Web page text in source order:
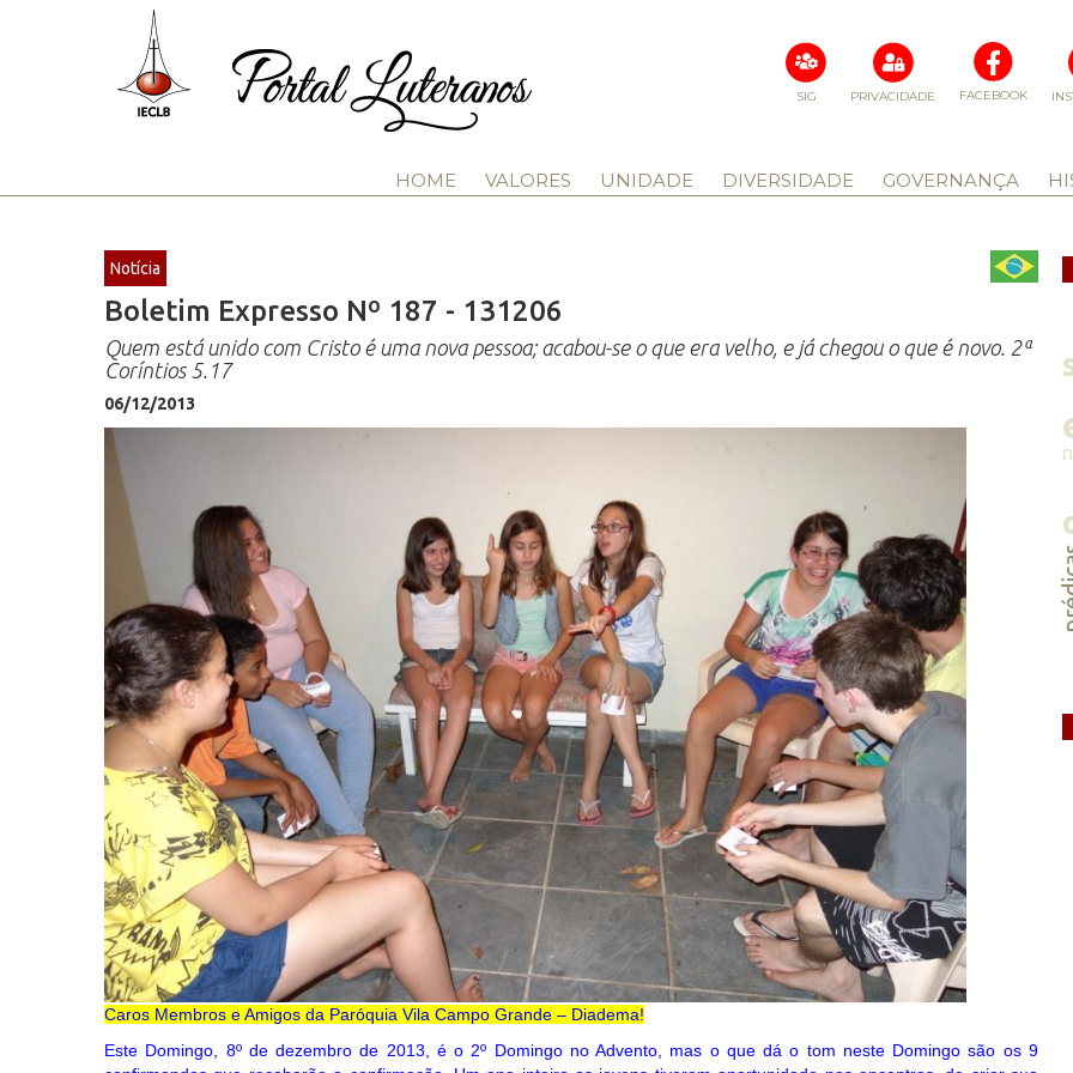
FACEBOOK
PRIVACIDADE
SIG
HOME VALORES UNIDADE DIVERSIDADE GOVERNANÇA
Notícia
Boletim Expresso Nº 187 - 131206
Quem está unido com Cristo é uma nova pessoa; acabou-se o que era velho, e já chegou o que é novo. 2ª
Coríntios 5.17
06/12/2013
Caros Membros e Amigos da Paróquia Vila Campo Grande – Diadema!
Este Domingo, 8º de dezembro de 2013, é o 2º Domingo no Advento, mas o que dá o tom neste Domingo são os 9